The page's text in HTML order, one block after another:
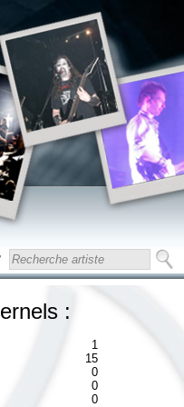
:
1
15
0
0
0